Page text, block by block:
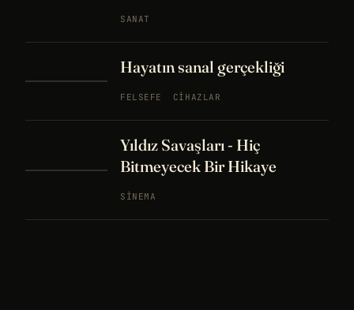
SANAT
Hayatın sanal gerçekliği
FELSEFE CIHAZLAR
Yıldız Savaşları - Hiç
Bitmeyecek Bir Hikaye
SINEMA